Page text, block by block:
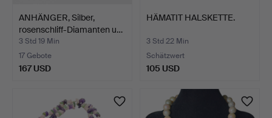
ANHÄNGER, Silber,
rosenschliff-Diamanten u…
3 Std 19 Min
17 Gebote
167 USD
HÄMATIT HALSKETTE.
3 Std 22 Min
Schätzwert
105 USD